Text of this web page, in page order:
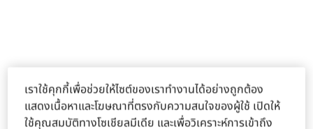
ข้อมูลและบริการ
เราใช้คุกกี้เพื่อช่วยให้ไซต์ของเราทำงานได้อย่างถูกต้อง
แสดงเนื้อหาและโฆษณาที่ตรงกับความสนใจของผู้ใช้ เปิดให้
ใช้คุณสมบัติทางโซเชียลมีเดีย และเพื่อวิเคราะห์การเข้าถึง